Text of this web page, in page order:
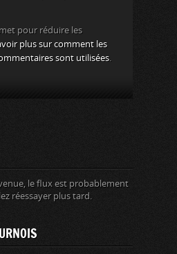
pour réduire les
plus sur comment les
sont utilisées
le flux est probablement
réessayer plus tard.